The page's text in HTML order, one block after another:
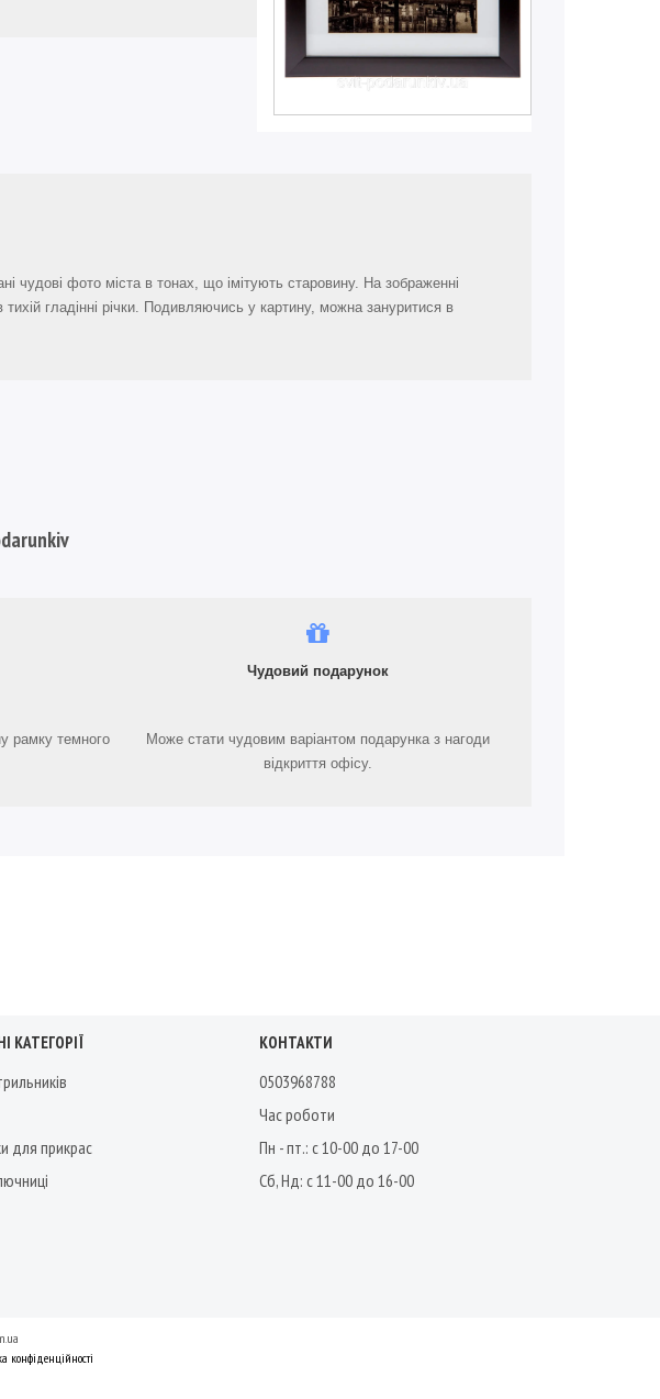
чудові фото міста в тонах, що імітують старовину. На зображенні
гладінні річки. Подивляючись у картину, можна зануритися в
рамку темного
Чудовий подарунок
Може стати чудовим варіантом подарунка з нагоди
відкриття офісу.
КАТЕГОРІЇ
для прикрас
КОНТАКТИ
0503968788
Час роботи
Пн - пт.: с 10-00 до 17-00
Сб, Нд: с 11-00 до 16-00
конфіденційності